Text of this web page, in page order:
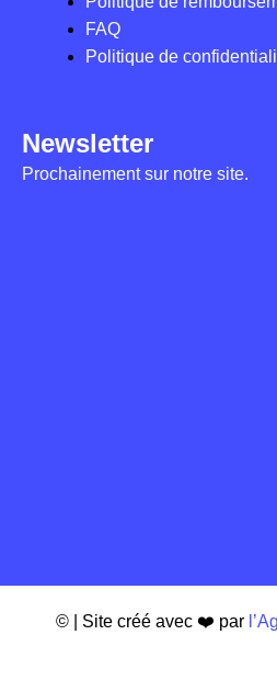
FAQ
Politique de
Newsletter
Prochainement sur notre site.
© | Site créé avec ❤️ par